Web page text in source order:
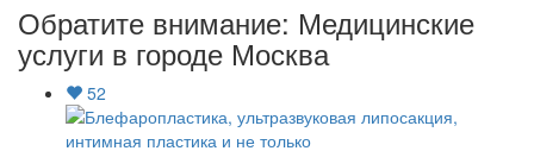
Обратите внимание: Медицинские
услуги в городе Москва
52